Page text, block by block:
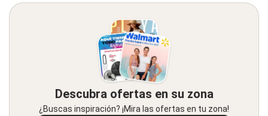
Descubra ofertas en su zona
¿Buscas inspiración? ¡Mira las ofertas en tu zona!